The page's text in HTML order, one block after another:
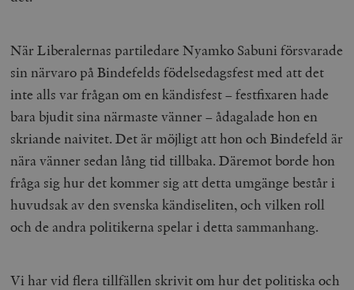
När Liberalernas partiledare Nyamko Sabuni försvarade
sin närvaro på Bindefelds födelsedagsfest med att det
inte alls var frågan om en kändisfest – festfixaren hade
bara bjudit sina närmaste vänner – ådagalade hon en
skriande naivitet. Det är möjligt att hon och Bindefeld är
nära vänner sedan lång tid tillbaka. Däremot borde hon
fråga sig hur det kommer sig att detta umgänge består i
huvudsak av den svenska kändiseliten, och vilken roll
och de andra politikerna spelar i detta sammanhang.
Vi har vid flera tillfällen skrivit om hur det politiska och